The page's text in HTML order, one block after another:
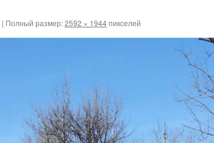
| Полный размер:2592 × 1944пикселей